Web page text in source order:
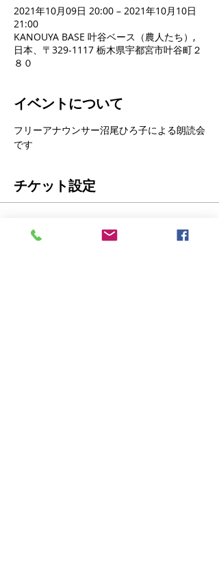
2021年10月09日 20:00 – 2021年10月10日
21:00
KANOUYA BASE 叶谷ベース（農人たち）,
日本、〒329-1117 栃木県宇都宮市叶谷町２
８０
イベントについて
フリーアナウンサー沼尾ひろ子による朗読会
です
チケット設定
販売終了